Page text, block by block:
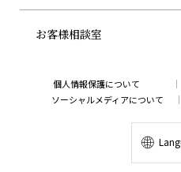
お客様相談室
個人情報保護について
ソーシャルメディアについて